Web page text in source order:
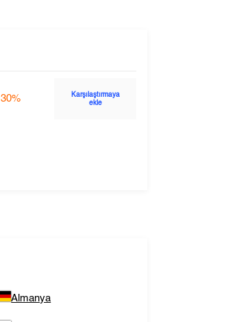
30%
Karşılaştırmaya
ekle
Almanya